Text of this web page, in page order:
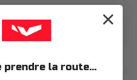
prendre la route...